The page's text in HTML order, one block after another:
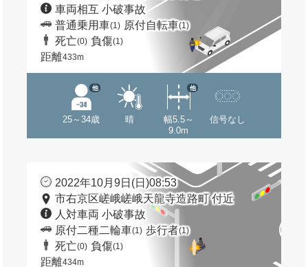
車両相互 小破事故
普通乗用車(1) 原付自転車(1)
死亡(0) 負傷(1)
距離433m
25～34歳
他
晴
幅5.5～
9.0m
他
信号なし
2022年10月9日(日)08:53
市右京区嵯峨嵯峨天龍寺造路町 付近
人対車両 小破事故
原付二種二輪車(1) 歩行者(1)
死亡(0) 負傷(1)
距離434m